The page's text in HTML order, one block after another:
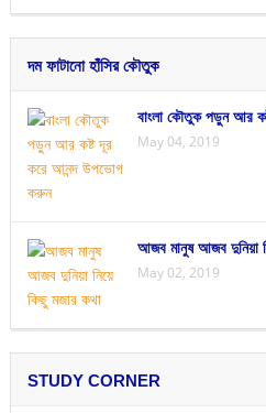
দম ফাটানো হাঁসির কৌতুক
বাংলা কৌতুক পড়ুন আর
May 04, 2019
আজব মানুষ আজব দুনিয়া
May 02, 2019
STUDY CORNER